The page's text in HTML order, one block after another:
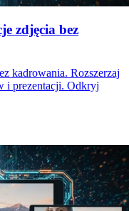
zdjęcia bez
kadrowania. Rozszerzaj
i prezentacji. Odkryj